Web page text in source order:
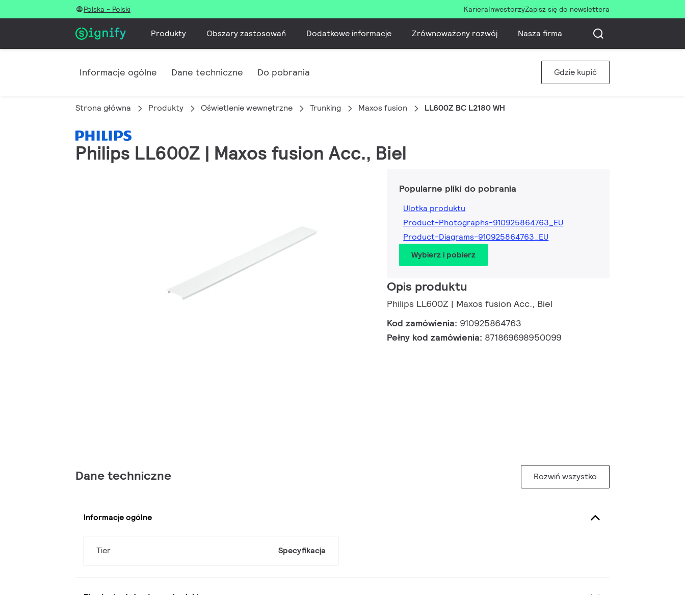
Polska - Polski KarieraInwestorzyZapisz się do newslettera
Produkty Obszary zastosowań Dodatkowe informacje Zrównoważony rozwój Nasza firma
Informacje ogólne Dane techniczne Do pobrania Gdzie kupić
Strona główna Produkty Oświetlenie wewnętrzne Trunking Maxos fusion LL600Z BC L2180 WH
Philips LL600Z | Maxos fusion Acc., Biel
Popularne pliki do pobrania
Ulotka produktu
Product-Photographs-910925864763_EU
Product-Diagrams-910925864763_EU
Wybierz i pobierz
Opis produktu
Philips LL600Z | Maxos fusion Acc., Biel
Kod zamówienia: 910925864763
Pełny kod zamówienia: 871869698950099
Dane techniczne Rozwiń wszystko
Informacje ogólne
Tier Specyfikacja